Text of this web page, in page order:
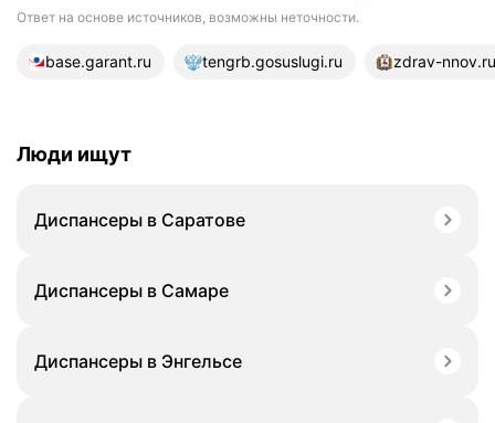
Ответ на основе источников, возможны неточности.
21 источник
base.garant.ru tengrb.gosuslugi.ru zdrav-nnov.ru
Люди ищут
Диспансеры в Саратове
Диспансеры в Самаре
Диспансеры в Энгельсе